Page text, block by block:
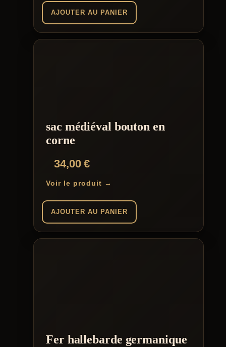
AJOUTER AU PANIER
sac médiéval bouton en
corne
34,00€
Voir le produit →
AJOUTER AU PANIER
Fer hallebarde germanique